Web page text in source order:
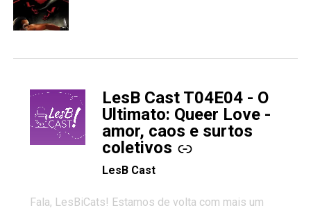
LesB Cast T04E04 - O
Ultimato: Queer Love -
amor, caos e surtos
coletivos
-
LesB Cast
Fala, LesBiCats! Estamos de volta com mais um